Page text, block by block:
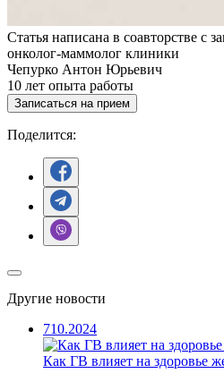
Статья написана в соавторстве с
онколог-маммолог клиники
Чепурко Антон Юрьевич
10 лет опыта работы
Записаться на прием
Поделится:
Другие новости
710.2024
Как ГВ влияет на здоровье